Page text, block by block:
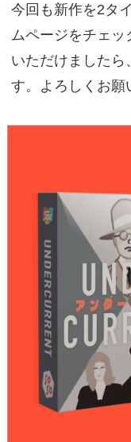
今回も新作を2タ
ムページをチェッ
いただけましたら
す。よろしくお願